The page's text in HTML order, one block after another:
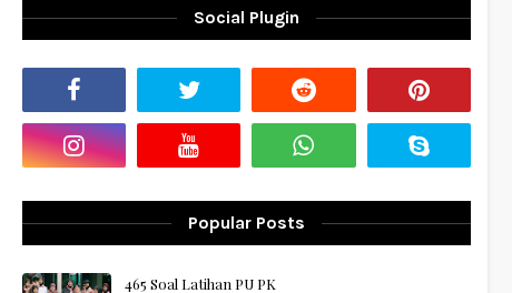
Social Plugin
Popular Posts
465 Soal Latihan PU PK